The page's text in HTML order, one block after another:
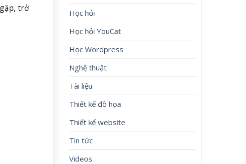
trở
Học hỏi
Học hỏi YouCat
Học Wordpress
Nghệ thuật
Tài liệu
Thiết kế đồ họa
Thiết kế website
Tin tức
Videos